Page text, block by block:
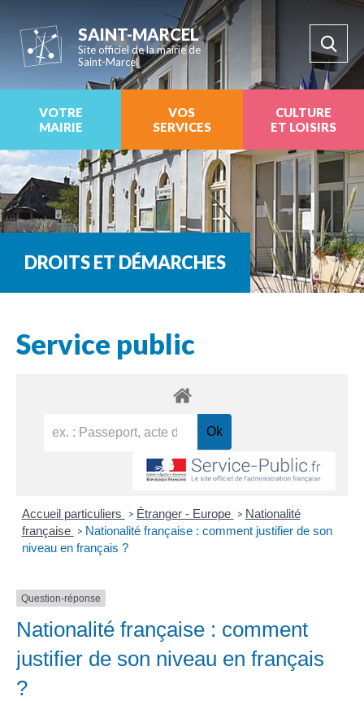
SAINT-MARCEL
Site officiel de la mairie de
Saint-Marcel
VOTRE
MAIRIE
VOS
SERVICES
CULTURE
ET LOISIRS
DROITS ET DÉMARCHES
Service public
Accueil particuliers > Étranger - Europe > Nationalité
française > Nationalité française : comment justifier de son
niveau en français ?
Question-réponse
Nationalité française : comment
justifier de son niveau en français
?